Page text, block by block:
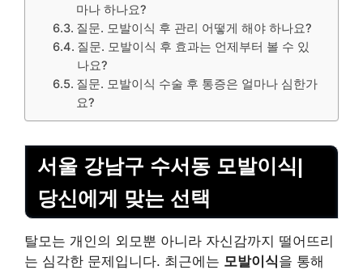
마나 하나요?
질문. 모발이식 후 관리 어떻게 해야 하나요?
질문. 모발이식 후 효과는 언제부터 볼 수 있
나요?
질문. 모발이식 수술 후 통증은 얼마나 심한가
요?
서울 강남구 수서동 모발이식|
당신에게 맞는 선택
탈모는 개인의 외모뿐 아니라 자신감까지 떨어뜨리
는 심각한 문제입니다. 최근에는 모발이식을 통해